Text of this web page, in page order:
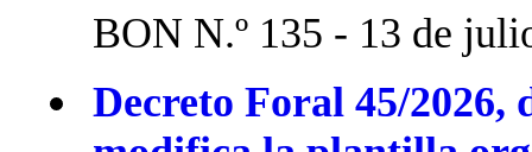
BON N.º 135 - 13 de
Decreto Foral 45/2026,